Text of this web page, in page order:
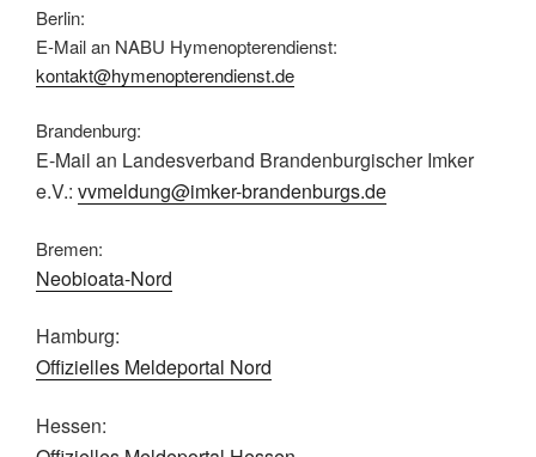
Berlin:
E-Mail an NABU Hymenopterendienst:
kontakt@hymenopterendienst.de
Brandenburg:
E-Mail an Landesverband Brandenburgischer Imker
e.V.: vvmeldung@imker-brandenburgs.de
Bremen:
Neobioata-Nord
Hamburg:
Offizielles Meldeportal Nord
Hessen: